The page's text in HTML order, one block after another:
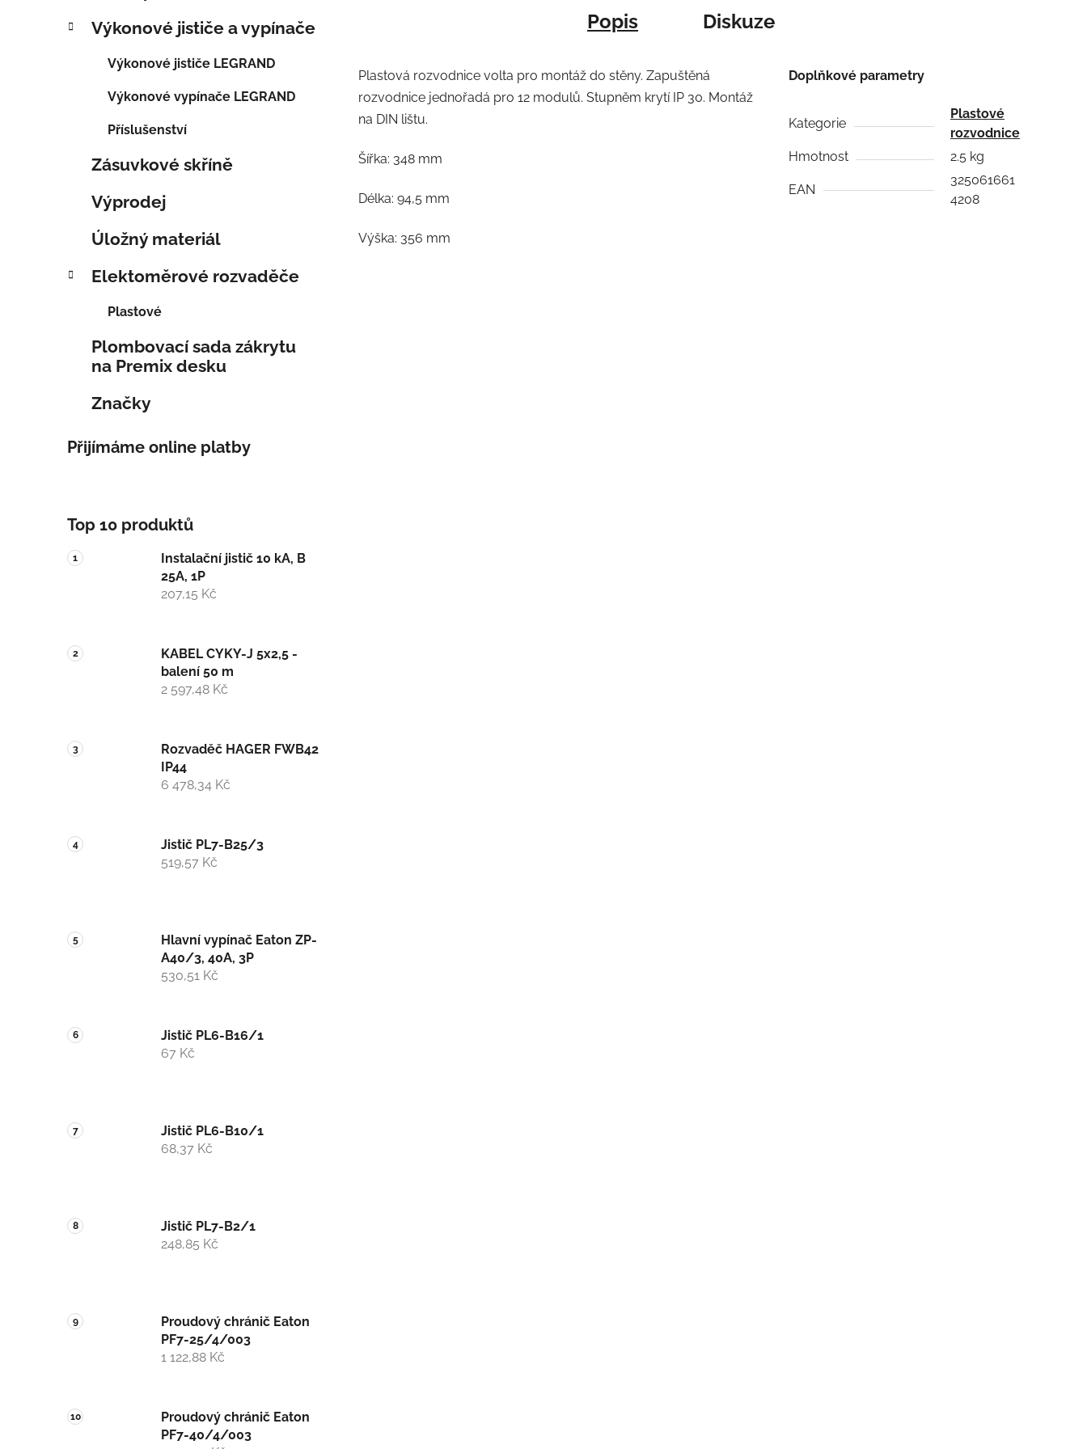
Výkonové jističe a vypínače
Výkonové jističe LEGRAND
Výkonové vypínače LEGRAND
Příslušenství
Zásuvkové skříně
Výprodej
Úložný materiál
Elektoměrové rozvaděče
Plastové
Plombovací sada zákrytu
na Premix desku
Značky
Přijímáme online platby
Top 10 produktů
Instalační jistič 10 kA, B
25A, 1P
207,15 Kč
KABEL CYKY-J 5x2,5 -
balení 50 m
2 597,48 Kč
Rozvaděč HAGER FWB42
IP44
6 478,34 Kč
Jistič PL7-B25/3
519,57 Kč
Hlavní vypínač Eaton ZP-
A40/3, 40A, 3P
530,51 Kč
Jistič PL6-B16/1
67 Kč
Jistič PL6-B10/1
68,37 Kč
Jistič PL7-B2/1
248,85 Kč
Proudový chránič Eaton
PF7-25/4/003
1 122,88 Kč
Proudový chránič Eaton
PF7-40/4/003
Popis Diskuze
Plastová rozvodnice volta pro montáž do stěny. Zapuštěná
rozvodnice jednořadá pro 12 modulů. Stupněm krytí IP 30. Montáž
na DIN lištu.
Šířka: 348 mm
Délka: 94,5 mm
Výška: 356 mm
Doplňkové parametry
Kategorie
Plastové
rozvodnice
Hmotnost
2.5 kg
EAN
325061661
4208